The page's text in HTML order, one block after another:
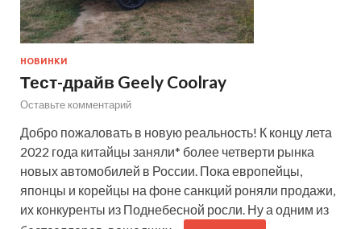
НОВИНКИ
Тест-драйв Geely Coolray
Оставьте комментарий
Добро пожаловать в новую реальность! К концу лета
2022 года китайцы заняли* более четверти рынка
новых автомобилей в России. Пока европейцы,
японцы и корейцы на фоне санкций роняли продажи,
их конкуренты из Поднебесной росли. Ну а одним из